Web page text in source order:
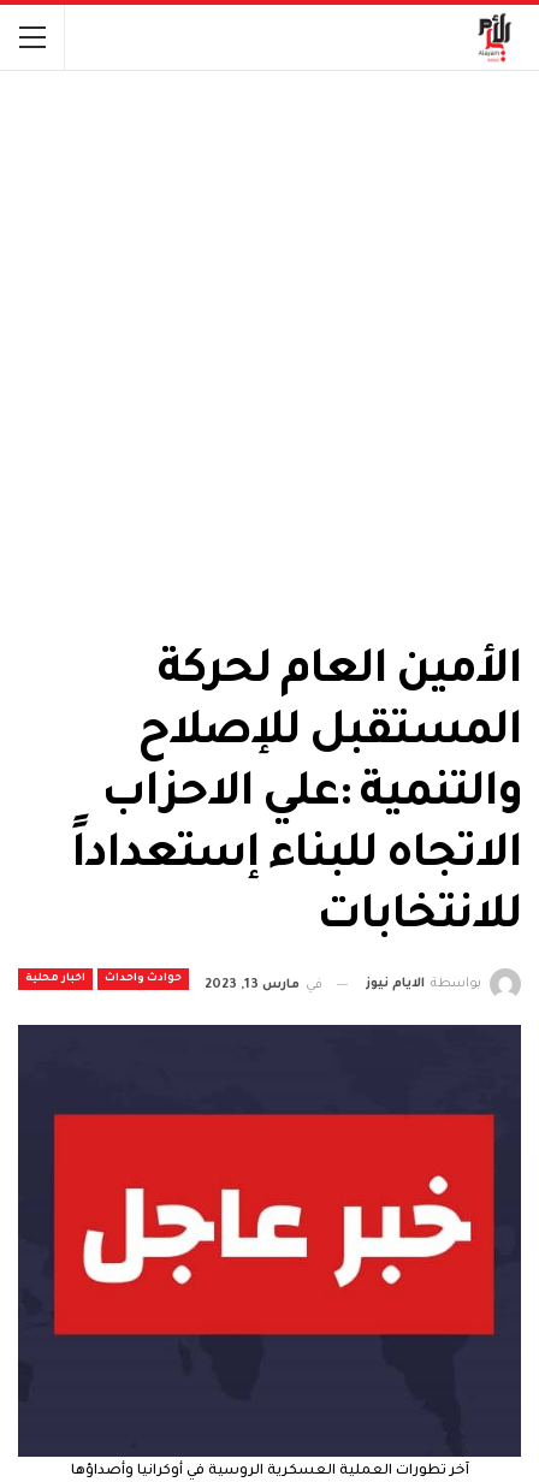
الأمين العام لحركة
المستقبل للإصلاح
والتنمية :علي الاحزاب
الاتجاه للبناء إستعداداً
للانتخابات
حوادث واحداث اخبار محلية بواسطة الايام نيوز في مارس 13, 2023
آخر تطورات العملية العسكرية الروسية في أوكرانيا وأصداؤها